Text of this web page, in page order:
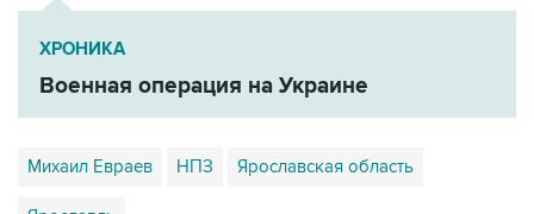
ХРОНИКА
Военная операция на Украине
Михаил Евраев НПЗ Ярославская область